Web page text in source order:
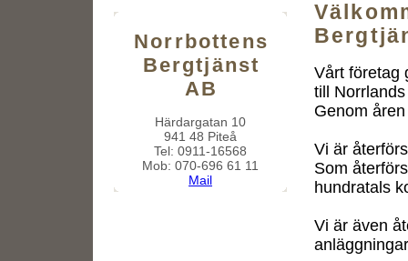
Norrbottens
Bergtjänst
AB
Härdargatan 10
941 48 Piteå
Tel: 0911-16568
Mob: 070-696 61 11
Mail
Vårt företag
till
Genom
Vi är
Som
hundratals
Vi är även